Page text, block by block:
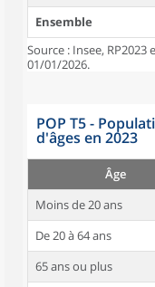
Ensemble
Source : Insee,
01/01/2026.
POP T5 -
d'âges en 2023
Âge
Moins de 20 ans
De 20 à 64 ans
65 ans ou plus